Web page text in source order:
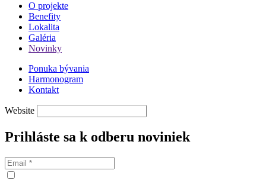
O projekte
Benefity
Lokalita
Galéria
Novinky
Ponuka bývania
Harmonogram
Kontakt
Website
Prihláste sa k odberu noviniek